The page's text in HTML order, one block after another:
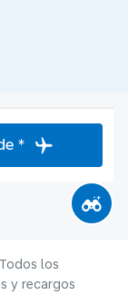
*
los
y recargos